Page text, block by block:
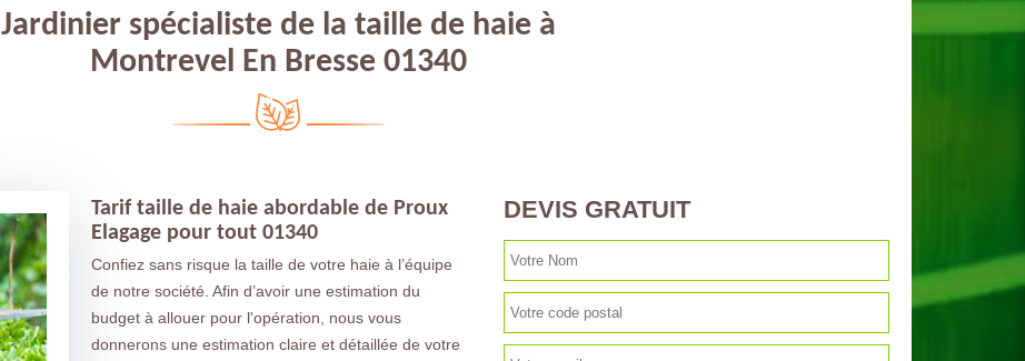
Jardinier spécialiste de la taille de haie à
Montrevel En Bresse 01340
Tarif taille de haie abordable de Proux
Elagage pour tout 01340
Confiez sans risque la taille de votre haie à l’équipe
de notre société. Afin d’avoir une estimation du
budget à allouer pour l'opération, nous vous
donnerons une estimation claire et détaillée de votre
DEVIS GRATUIT